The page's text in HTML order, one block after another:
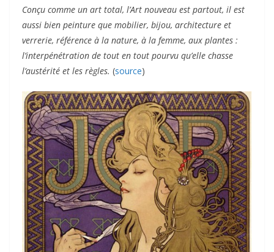
Conçu comme un art total, l’Art nouveau est partout, il est
aussi bien peinture que mobilier, bijou, architecture et
verrerie, référence à la nature, à la femme, aux plantes :
l’interpénétration de tout en tout pourvu qu’elle chasse
l’austérité et les règles. (source)